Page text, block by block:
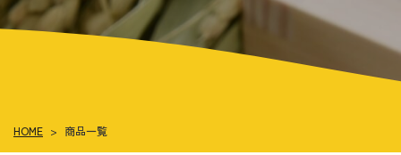
HOME > 商品一覧